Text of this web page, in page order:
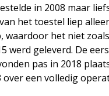
in 2008 maar
het toestel liep
waardoor het niet
werd geleverd. De
pas in 2018
over een volledig